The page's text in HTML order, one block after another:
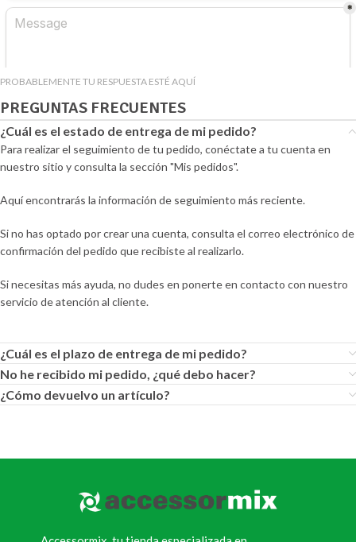
PROBABLEMENTE TU RESPUESTA ESTÉ AQUÍ
PREGUNTAS FRECUENTES
¿Cuál es el estado de entrega de mi pedido?
Para realizar el seguimiento de tu pedido, conéctate a tu cuenta en
nuestro sitio y consulta la sección "Mis pedidos".
Aquí encontrarás la información de seguimiento más reciente.
Si no has optado por crear una cuenta, consulta el correo electrónico de
confirmación del pedido que recibiste al realizarlo.
Si necesitas más ayuda, no dudes en ponerte en contacto con nuestro
servicio de atención al cliente.
¿Cuál es el plazo de entrega de mi pedido?
No he recibido mi pedido, ¿qué debo hacer?
¿Cómo devuelvo un artículo?